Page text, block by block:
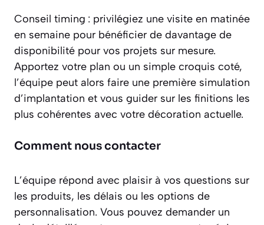
Conseil timing : privilégiez une visite en matinée
en semaine pour bénéficier de davantage de
disponibilité pour vos projets sur mesure.
Apportez votre plan ou un simple croquis coté,
l’équipe peut alors faire une première simulation
d’implantation et vous guider sur les finitions les
plus cohérentes avec votre décoration actuelle.
Comment nous contacter
L’équipe répond avec plaisir à vos questions sur
les produits, les délais ou les options de
personnalisation. Vous pouvez demander un